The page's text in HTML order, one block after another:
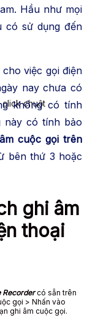
click chuột
Hầu như mọi
có sử dụng đến
việc gọi điện
nay chưa có
không có tính
này có tính bảo
cuộc gọi trên
bên thứ 3 hoặc
ghi âm
thoại
Recorder có sẵn trên
gọi > Nhấn vào
ghi âm cuộc gọi.